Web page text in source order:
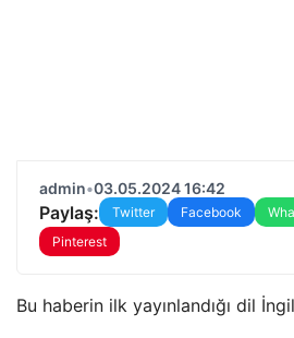
admin•03.05.2024 16:42
Paylaş: Twitter Facebook
Pinterest
Bu haberin ilk yayınlandığı dil